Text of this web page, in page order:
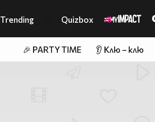
Trending Quizbox
🎉 PARTY TIME 👂 Клю – клю